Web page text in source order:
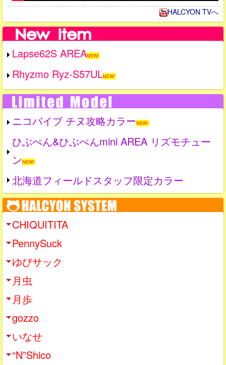
HALCYON TVへ
Lapse62S AREANEW!
Rhyzmo Ryz-S57ULNEW!
ニコバイブ チヌ攻略カラーNEW!
ひぶぺん&ひぶぺんmini AREA リズモチュー
ンNEW!
北海道フィールドスタッフ限定カラー
CHIQUITITA
PennySuck
ゆびサック
月虫
月歩
gozzo
いなせ
“N”Shico